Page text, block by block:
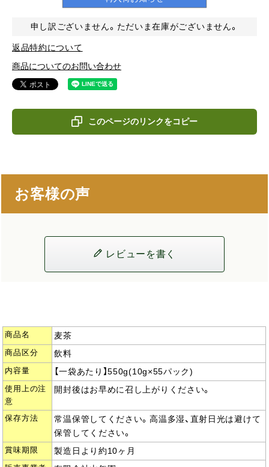
申し訳ございません。ただいま在庫がございません。
返品特約について
商品についてのお問い合わせ
このページのリンクをコピー
お客様の声
レビューを書く
商品名 麦茶
商品区分 飲料
内容量 【一袋あたり】550g(10g×55パック)
使用上の注
意
開封後はお早めに召し上がりください。
保存方法
常温保管してください。高温多湿、直射日光は避けて
保管してください。
賞味期限 製造日より約10ヶ月